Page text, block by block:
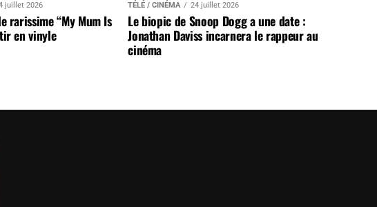
juillet 2026
rarissime “My Mum Is
en vinyle
TÉLÉ / CINÉMA 24 juillet 2026
Le biopic de Snoop Dogg a une date :
Jonathan Daviss incarnera le rappeur au
cinéma